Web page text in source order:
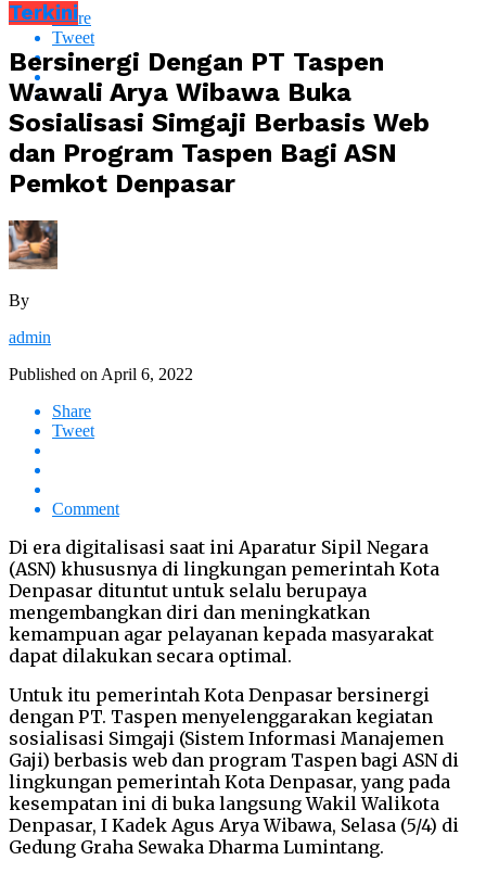
Share
Tweet
Terkini
Bersinergi Dengan PT Taspen
Wawali Arya Wibawa Buka
Sosialisasi Simgaji Berbasis Web
dan Program Taspen Bagi ASN
Pemkot Denpasar
By
admin
Published on April 6, 2022
Share
Tweet
Comment
Di era digitalisasi saat ini Aparatur Sipil Negara
(ASN) khususnya di lingkungan pemerintah Kota
Denpasar dituntut untuk selalu berupaya
mengembangkan diri dan meningkatkan
kemampuan agar pelayanan kepada masyarakat
dapat dilakukan secara optimal.
Untuk itu pemerintah Kota Denpasar bersinergi
dengan PT. Taspen menyelenggarakan kegiatan
sosialisasi Simgaji (Sistem Informasi Manajemen
Gaji) berbasis web dan program Taspen bagi ASN di
lingkungan pemerintah Kota Denpasar, yang pada
kesempatan ini di buka langsung Wakil Walikota
Denpasar, I Kadek Agus Arya Wibawa, Selasa (5/4) di
Gedung Graha Sewaka Dharma Lumintang.